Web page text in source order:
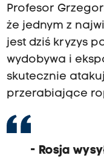
Profesor
że jednym z
jest dziś kryzys
wydobywa i
skutecznie
przerabiające
- Rosja